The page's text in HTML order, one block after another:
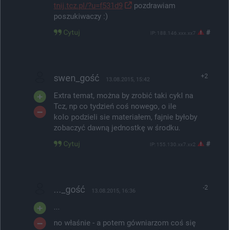
tnij.tcz.pl/?u=f531d9
pozdrawiam
poszukiwaczy :)
Cytuj IP: 188.146.xxx.xx7 #
+2
swen_gość 13.08.2015, 15:42
Extra temat, można by zrobić taki cykl na
Tcz, np co tydzień coś nowego, o ile
kolo podzieli sie materiałem, fajnie byłoby
zobaczyć dawną jednostkę w środku.
Cytuj IP: 155.130.xx7.xx2 #
-2
..._gość 13.08.2015, 16:36
...
no właśnie - a potem gówniarzom coś się